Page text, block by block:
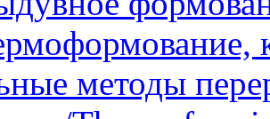
методы